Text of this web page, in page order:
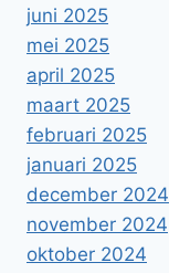
juni 2025
mei 2025
april 2025
maart 2025
februari 2025
januari 2025
december 2024
november 2024
oktober 2024